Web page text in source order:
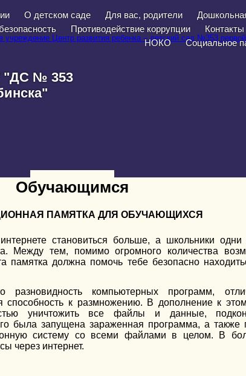
№ 353
О детском саде Для вас, родители
Противодействие коррупции Контакты
НОКО
Социальное
Обучающимся
ПАМЯТКА ДЛЯ ОБУЧАЮЩИХСЯ
становиться больше, а школьники
Между тем, помимо огромного количества
памятка должна помочь тебе безопасно
компьютерных программ,
способность к размножению. В дополнение к
уничтожить все файлы и данные,
была запущена зараженная программа, а также
систему со всеми файлами в целом. В
через интернет.